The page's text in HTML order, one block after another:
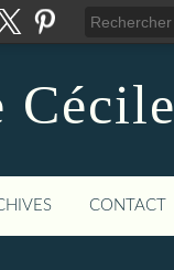
Cécile
CONTACT